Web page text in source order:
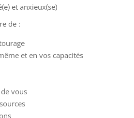
et anxieux(se)
de :
et en vos capacités
vous